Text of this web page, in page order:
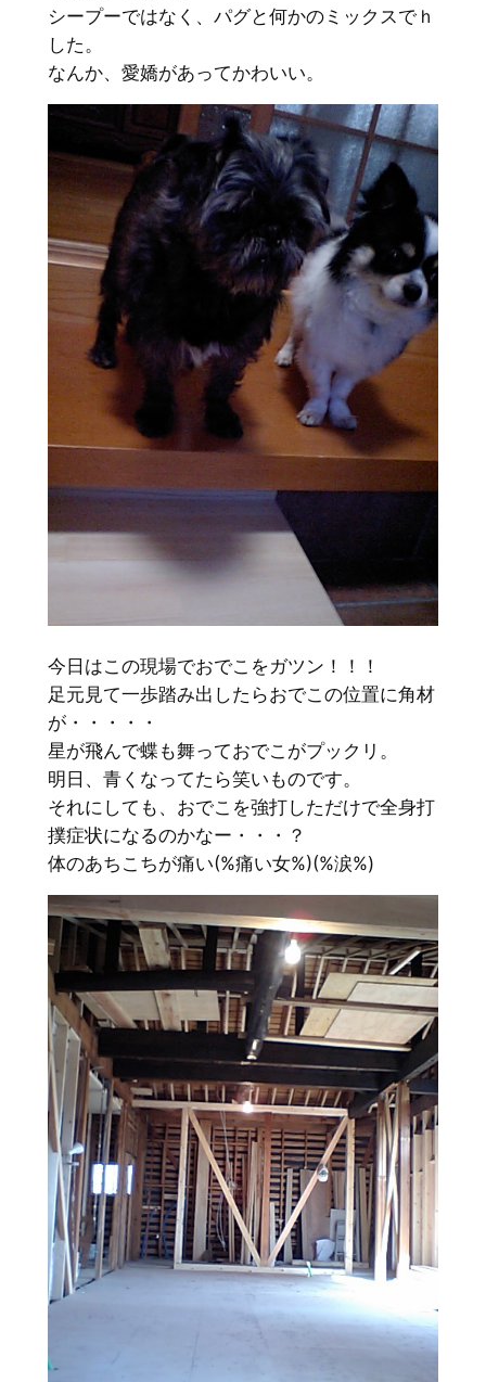
シープーではなく、パグと何かのミックスでｈ
した。
なんか、愛嬌があってかわいい。
今日はこの現場でおでこをガツン！！！
足元見て一歩踏み出したらおでこの位置に角材
が・・・・・
星が飛んで蝶も舞っておでこがプックリ。
明日、青くなってたら笑いものです。
それにしても、おでこを強打しただけで全身打
撲症状になるのかなー・・・？
体のあちこちが痛い(%痛い女%)(%涙%)